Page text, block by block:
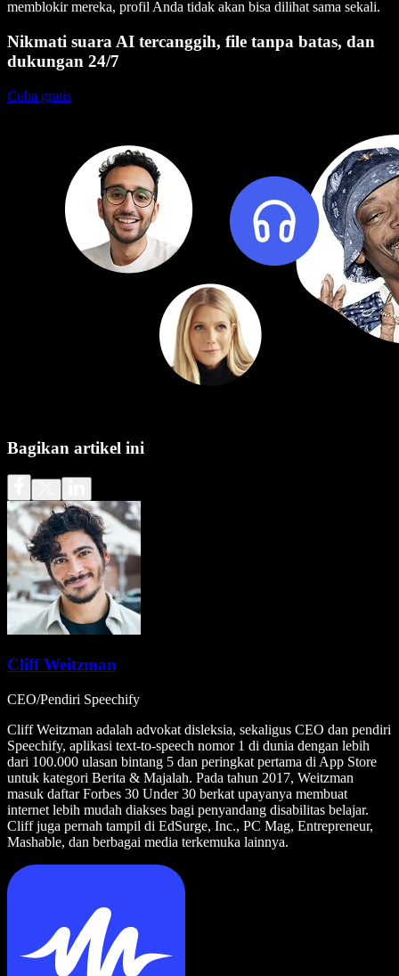
memblokir mereka, profil Anda tidak akan bisa dilihat sama sekali.
Nikmati suara AI tercanggih, file tanpa batas, dan
dukungan 24/7
Coba gratis
Bagikan artikel ini
Cliff Weitzman
CEO/Pendiri Speechify
Cliff Weitzman adalah advokat disleksia, sekaligus CEO dan pendiri
Speechify, aplikasi text-to-speech nomor 1 di dunia dengan lebih
dari 100.000 ulasan bintang 5 dan peringkat pertama di App Store
untuk kategori Berita & Majalah. Pada tahun 2017, Weitzman
masuk daftar Forbes 30 Under 30 berkat upayanya membuat
internet lebih mudah diakses bagi penyandang disabilitas belajar.
Cliff juga pernah tampil di EdSurge, Inc., PC Mag, Entrepreneur,
Mashable, dan berbagai media terkemuka lainnya.